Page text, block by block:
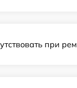
при